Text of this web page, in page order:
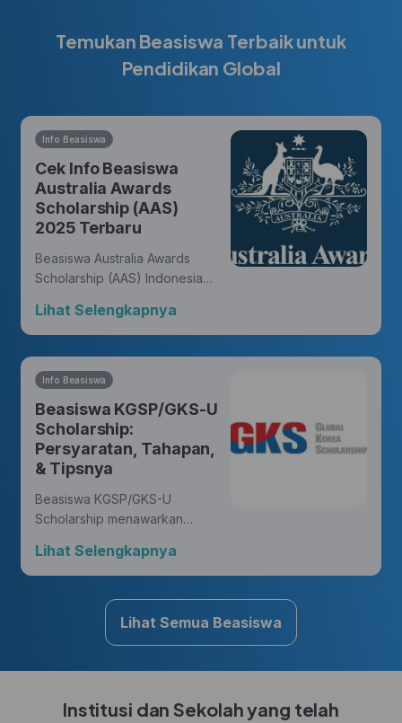
Temukan Beasiswa Terbaik untuk
Pendidikan Global
Info Beasiswa
Cek Info Beasiswa
Australia Awards
Scholarship (AAS)
2025 Terbaru
Beasiswa Australia Awards
Scholarship (AAS) Indonesia
warga negara Indonesia untuk
meraih gelar master atau
doktor dari universitas di
Australia dan membukakan
yang membawa perubahan.
Lihat Selengkapnya
Info Beasiswa
Beasiswa KGSP/GKS-U
Scholarship:
Persyaratan, Tahapan,
& Tipsnya
Beasiswa KGSP/GKS-U
Scholarship menawarkan
bagi Hunters untuk mengejar
gelar di berbagai disiplin ilmu,
sambil mendapatkan
pengalaman budaya yang
kaya di Korea.
Lihat Selengkapnya
Lihat Semua Beasiswa
Institusi dan Sekolah yang telah